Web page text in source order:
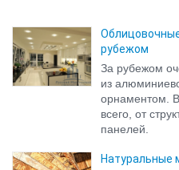
рубежом
За рубежом
из
орнаментом.
всего, от
панелей.
Натуральные